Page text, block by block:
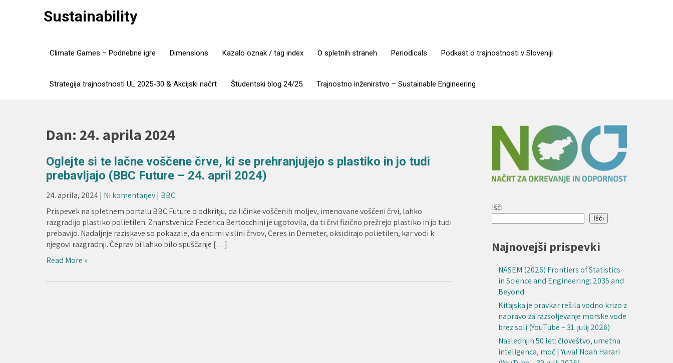
Sustainability
Climate Games – Podnebne igre Dimensions Kazalo oznak / tag index O spletnih straneh Periodicals Podkast o trajnostnosti v Sloveniji
Strategija trajnostnosti UL 2025-30 & Akcijski načrt Študentski blog 24/25 Trajnostno inženirstvo – Sustainable Engineering
Dan: 24. aprila 2024
Oglejte si te lačne voščene črve, ki se prehranjujejo s plastiko in jo tudi
prebavljajo (BBC Future – 24. april 2024)
24. aprila, 2024| Ni komentarjev| BBC
Prispevek na spletnem portalu BBC Future o odkritju, da ličinke voščenih moljev, imenovane voščeni črvi, lahko
razgradijo plastiko polietilen. Znanstvenica Federica Bertocchini je ugotovila, da ti črvi fizično prežrejo plastiko in jo tudi
prebavijo. Nadaljnje raziskave so pokazale, da encimi v slini črvov, Ceres in Demeter, oksidirajo polietilen, kar vodi k
njegovi razgradnji. Čeprav bi lahko bilo spuščanje […]
Read More »
Išči
Išči
Najnovejši prispevki
NASEM (2026) Frontiers of Statistics
in Science and Engineering: 2035 and
Beyond.
Kitajska je pravkar rešila vodno krizo z
napravo za razsoljevanje morske vode
brez soli (YouTube – 31. julij 2026)
Naslednjih 50 let: človeštvo, umetna
inteligenca, moč | Yuval Noah Harari